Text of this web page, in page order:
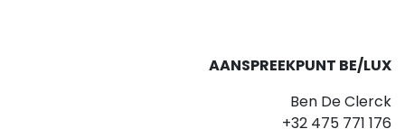
AANSPREEKPUNT BE/LUX
Ben De Clerck
+32 475 771 176